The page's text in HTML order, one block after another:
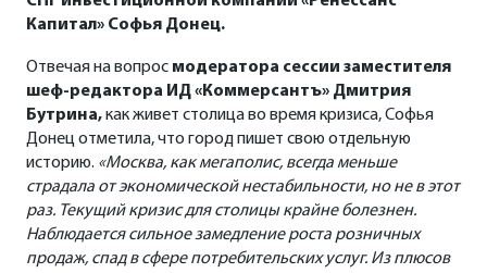
Капитал» Софья Донец.
Отвечая на вопрос модератора сессии заместителя
шеф-редактора ИД «Коммерсантъ» Дмитрия
Бутрина,как живет столица во время кризиса, Софья
Донец отметила, что город пишет свою отдельную
историю. «Москва, как мегаполис, всегда меньше
страдала от экономической нестабильности, но не в этот
раз. Текущий кризис для столицы крайне болезнен.
Наблюдается сильное замедление роста розничных
продаж, спад в сфере потребительских услуг. Из плюсов